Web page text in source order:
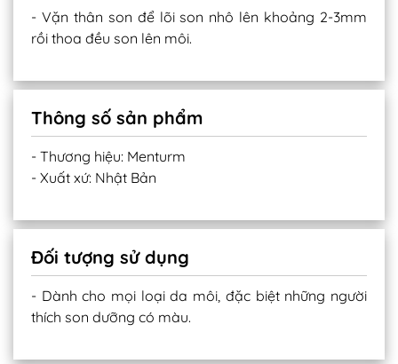
- Vặn thân son để lõi son nhô lên khoảng 2-3mm
rồi thoa đều son lên môi.
Thông số sản phẩm
- Thương hiệu: Menturm
- Xuất xứ: Nhật Bản
Đối tượng sử dụng
- Dành cho mọi loại da môi, đặc biệt những người
thích son dưỡng có màu.